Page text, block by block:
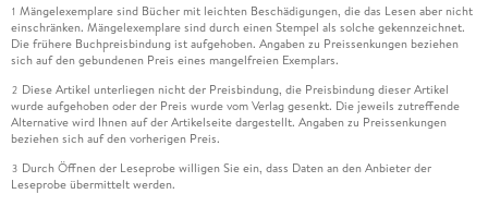
1 Mängelexemplare sind Bücher mit leichten Beschädigungen, die das Lesen aber nicht
einschränken. Mängelexemplare sind durch einen Stempel als solche gekennzeichnet.
Die frühere Buchpreisbindung ist aufgehoben. Angaben zu Preissenkungen beziehen
sich auf den gebundenen Preis eines mangelfreien Exemplars.
2 Diese Artikel unterliegen nicht der Preisbindung, die Preisbindung dieser Artikel
wurde aufgehoben oder der Preis wurde vom Verlag gesenkt. Die jeweils zutreffende
Alternative wird Ihnen auf der Artikelseite dargestellt. Angaben zu Preissenkungen
beziehen sich auf den vorherigen Preis.
3 Durch Öffnen der Leseprobe willigen Sie ein, dass Daten an den Anbieter der
Leseprobe übermittelt werden.